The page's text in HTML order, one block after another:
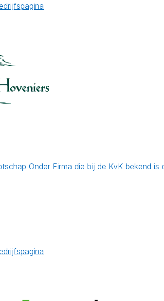
Onder Firma die bij de KvK bekend